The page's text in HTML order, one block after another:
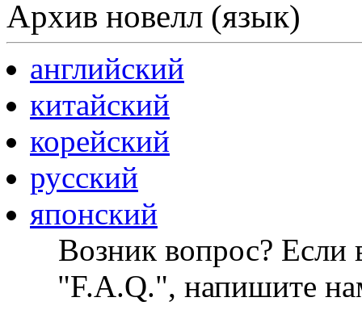
Архив новелл (язык)
английский
китайский
корейский
русский
японский
Возник вопрос? Если
"F.A.Q.", напишите